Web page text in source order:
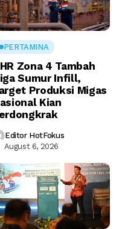
PERTAMINA
Zona 4 Tambah
Sumur Infill,
Produksi Migas
Kian
Editor HotFokus
August 6, 2026